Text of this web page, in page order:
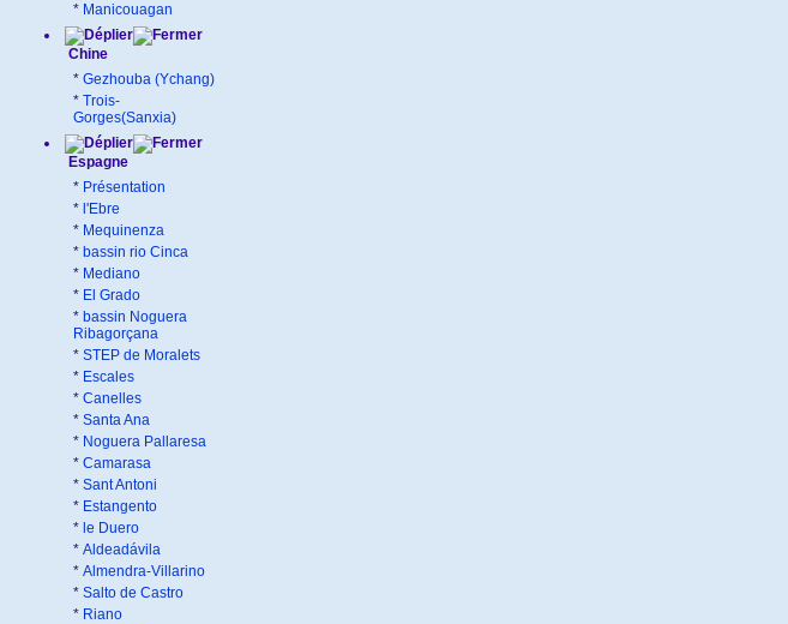
* Manicouagan
Chine
* Gezhouba (Ychang)
* Trois-
Gorges(Sanxia)
Espagne
* Présentation
* l'Ebre
* Mequinenza
* bassin rio Cinca
* Mediano
* El Grado
* bassin Noguera
Ribagorçana
* STEP de Moralets
* Escales
* Canelles
* Santa Ana
* Noguera Pallaresa
* Camarasa
* Sant Antoni
* Estangento
* le Duero
* Aldeadávila
* Almendra-Villarino
* Salto de Castro
* Riano